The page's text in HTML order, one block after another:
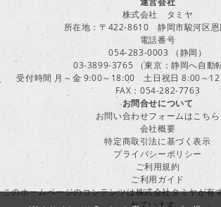
株式会社 タミヤ
所在地：〒422-8610 静岡市駿河区
電話番号
054-283-0003 （静岡）
03-3899-3765 （東京：静岡へ自動転
受付時間 月～金 9:00～18:00 土日祝日 8:00～
FAX：054-282-7763
お問合せについて
お問い合わせフォームはこちら
会社概要
特定商取引法に基づく表示
プライバシーポリシー
ご利用規約
ご利用ガイド
このホームページのコンテンツは株式会社タミヤが有
れています。